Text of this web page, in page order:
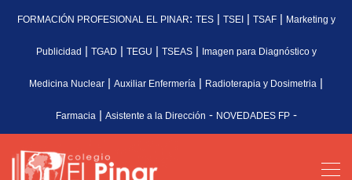
FORMACIÓN PROFESIONAL EL PINAR: TES| TSEI| TSAF| Marketing y
Publicidad | TGAD | TEGU | TSEAS| Imagen para Diagnóstico y
Medicina Nuclear | Auxiliar Enfermería | Radioterapia y Dosimetria |
Farmacia | Asistente a la Dirección - NOVEDADES FP-